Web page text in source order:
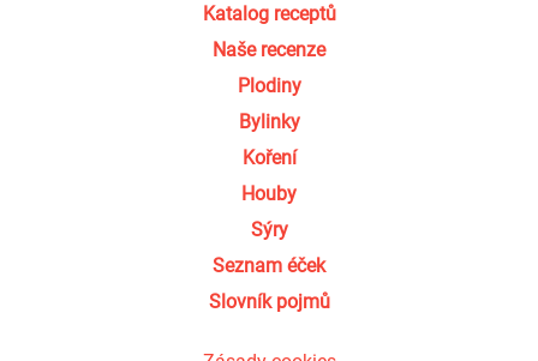
Katalog receptů
Naše recenze
Plodiny
Bylinky
Koření
Houby
Sýry
Seznam éček
Slovník pojmů